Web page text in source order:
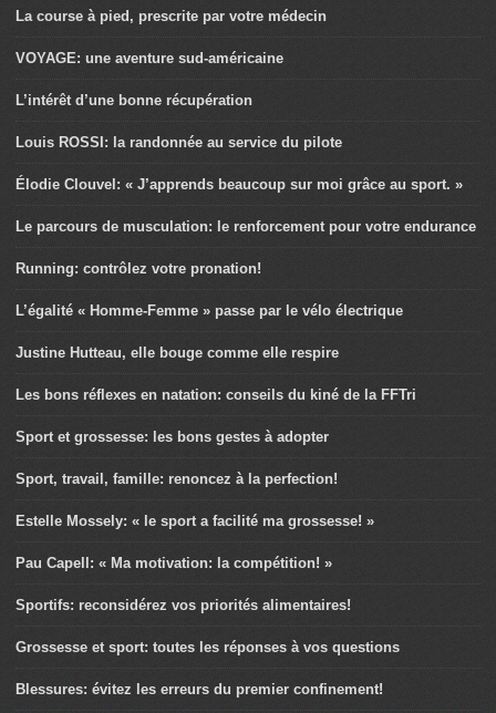
La course à pied, prescrite par votre médecin
VOYAGE: une aventure sud-américaine
L’intérêt d’une bonne récupération
Louis ROSSI: la randonnée au service du pilote
Élodie Clouvel: « J’apprends beaucoup sur moi grâce au sport. »
Le parcours de musculation: le renforcement pour votre endurance
Running: contrôlez votre pronation!
L’égalité « Homme-Femme » passe par le vélo électrique
Justine Hutteau, elle bouge comme elle respire
Les bons réflexes en natation: conseils du kiné de la FFTri
Sport et grossesse: les bons gestes à adopter
Sport, travail, famille: renoncez à la perfection!
Estelle Mossely: « le sport a facilité ma grossesse! »
Pau Capell: « Ma motivation: la compétition! »
Sportifs: reconsidérez vos priorités alimentaires!
Grossesse et sport: toutes les réponses à vos questions
Blessures: évitez les erreurs du premier confinement!